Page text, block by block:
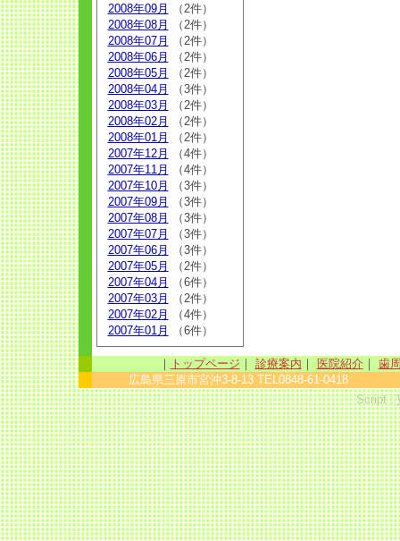
2008年09月
（2件）
2008年08月
（2件）
2008年07月
（2件）
2008年06月
（2件）
2008年05月
（2件）
2008年04月
（3件）
2008年03月
（2件）
2008年02月
（2件）
2008年01月
（2件）
2007年12月
（4件）
2007年11月
（4件）
2007年10月
（3件）
2007年09月
（3件）
2007年08月
（3件）
2007年07月
（3件）
2007年06月
（3件）
2007年05月
（2件）
2007年04月
（6件）
2007年03月
（2件）
2007年02月
（4件）
2007年01月
（6件）
｜ トップページ ｜ 診療案内 ｜ 医院紹介｜
歯
広島県三原市宮沖3-8-13 TEL0848-61-0418
Script :